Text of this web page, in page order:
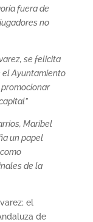
fuera de
no
se felicita
el Ayuntamiento
Maribel
un papel
de la
el
de